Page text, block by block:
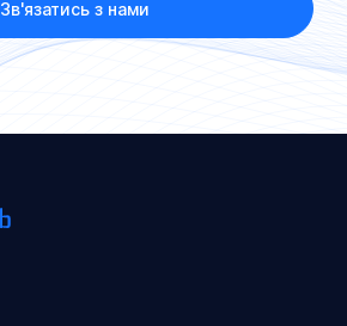
Зв'язатись з нами